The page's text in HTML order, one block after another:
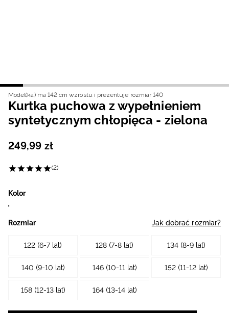
Model(ka) ma 142 cm wzrostu i prezentuje rozmiar 140
Kurtka puchowa z wypełnieniem
syntetycznym chłopięca - zielona
249,99 zł
(2)
Kolor
Rozmiar Jak dobrać rozmiar?
122 (6-7 lat) 128 (7-8 lat) 134 (8-9 lat)
140 (9-10 lat) 146 (10-11 lat) 152 (11-12 lat)
158 (12-13 lat) 164 (13-14 lat)